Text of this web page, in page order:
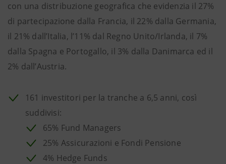
con una distribuzione geografica che evidenzia il 27%
di partecipazione dalla Francia, il 22% dalla Germania,
il 21% dall’Italia, l’11% dal Regno Unito/Irlanda, il 7%
dalla Spagna e Portogallo, il 3% dalla Danimarca ed il
2% dall’Austria.
161 investitori per la tranche a 6,5 anni, così
suddivisi:
65% Fund Managers
25% Assicurazioni e Fondi Pensione
4% Hedge Funds